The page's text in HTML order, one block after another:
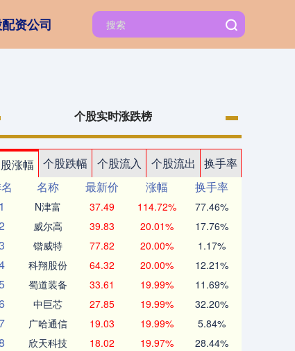
资公司
个股实时涨跌榜
涨幅 个股跌幅 个股流入 个股流出
换手率
名称 最新价 涨幅
换手率
1
N津富 37.49 114.72% 77.46%
威尔高 39.83 20.01% 17.76%
锴威特 77.82 20.00% 1.17%
科翔股份 64.32 20.00% 12.21%
蜀道装备 33.61 19.99% 11.69%
中巨芯 27.85 19.99% 32.20%
广哈通信 19.03 19.99% 5.84%
欣天科技 18.02 19.97% 28.44%